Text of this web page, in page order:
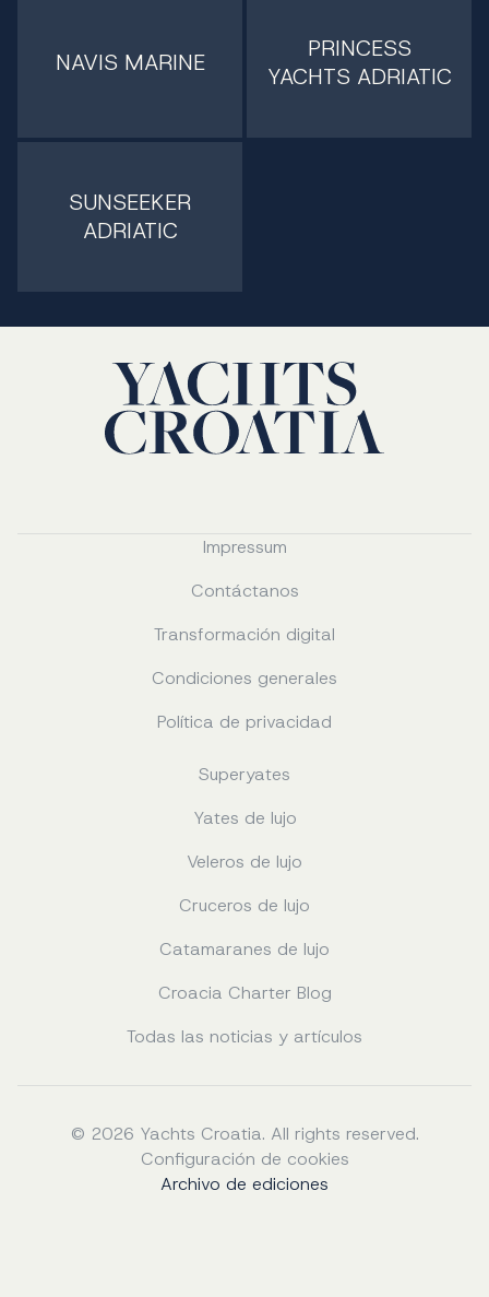
NAVIS MARINE
PRINCESS
YACHTS ADRIATIC
SUNSEEKER
ADRIATIC
Impressum
Contáctanos
Transformación digital
Condiciones generales
Política de privacidad
Superyates
Yates de lujo
Veleros de lujo
Cruceros de lujo
Catamaranes de lujo
Croacia Charter Blog
Todas las noticias y artículos
© 2026 Yachts Croatia. All rights reserved.
Configuración de cookies
Archivo de ediciones